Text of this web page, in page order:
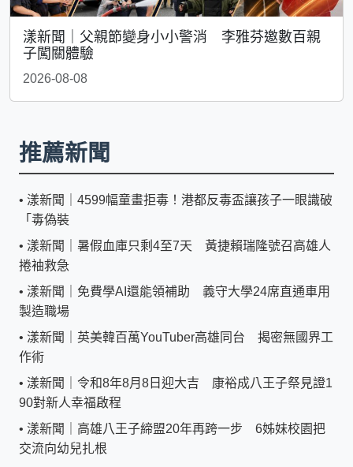
漾新聞｜父親節變身小小警消 李雅芬邀數百親
子闖關體驗
2026-08-08
推薦新聞
• 漾新聞｜4599幅童畫拒毒！港都反毒盃讓孩子一眼識破
「毒偽裝
• 漾新聞｜暑假血庫只剩4至7天 黃捷賴瑞隆號召高雄人
捲袖救急
• 漾新聞｜免費學AI還能領補助 義守大學24席直通車用
製造職場
• 漾新聞｜英美韓百萬YouTuber高雄同台 揭密無國界工
作術
• 漾新聞｜令和8年8月8日迎大吉 康裕成八王子祭見證1
90對新人幸福啟程
• 漾新聞｜高雄八王子締盟20年再跨一步 6姊妹校園把
交流向幼兒扎根